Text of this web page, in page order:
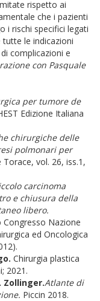
rispetto ai
che i pazienti
i rischi specifici legati
le indicazioni
complicazioni e
con Pasquale
per tumore de
Edizione Italiana
chirurgiche delle
polmonari per
Torace, vol. 26, iss.1,
carcinoma
e chiusura della
libero.
Nazione
ed Oncologica
Chirurgia plastica
2021.
Zollinger.Atlante di
Piccin 2018.